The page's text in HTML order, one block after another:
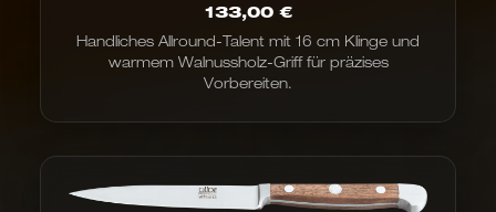
133,00 €
Handliches Allround-Talent mit 16 cm Klinge und
warmem Walnussholz-Griff für präzises
Vorbereiten.